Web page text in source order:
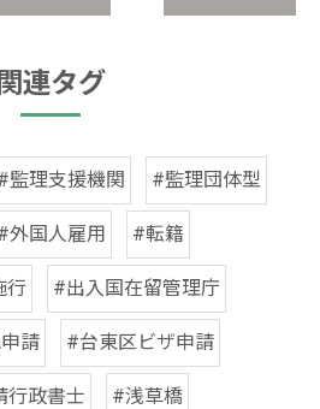
関連タグ
監理支援機関 #監理団体型
外国人雇用 #転籍
行 #出入国在留管理庁
請 #台東区ビザ申請
行政書士 #浅草橋